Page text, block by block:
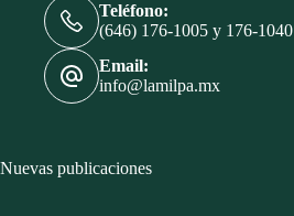
Teléfono:
(646) 176-1005 y 176-1040
Email:
info@lamilpa.mx
Nuevas publicaciones